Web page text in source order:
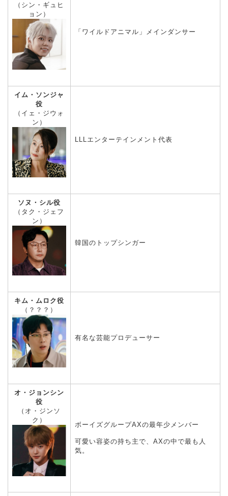
（シン・ギュヒ
ョン）
「ワイルドアニマル」メインダンサー
イム・ソンジャ
役
（イェ・ジウォ
ン）
LLLエンターテインメント代表
ソヌ・シル役
（タク・ジェフ
ン）
韓国のトップシンガー
キム・ムロク役
（？？？）
有名な芸能プロデューサー
オ・ジョンシン
役
（オ・ジンソ
ク）
ボーイズグループAXの最年少メンバー
可愛い容姿の持ち主で、AXの中で最も人
気。